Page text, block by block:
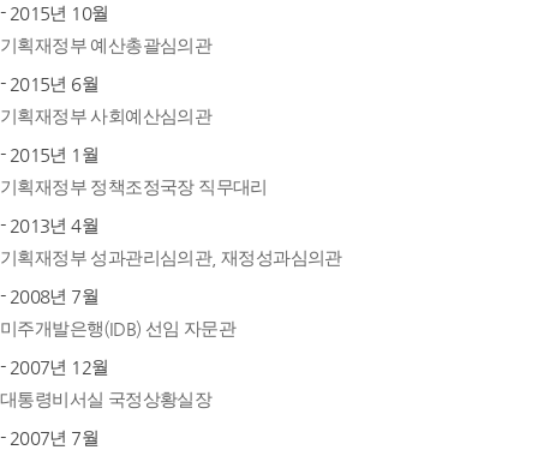
- 2015년 10월
기획재정부 예산총괄심의관
- 2015년 6월
기획재정부 사회예산심의관
- 2015년 1월
기획재정부 정책조정국장 직무대리
- 2013년 4월
기획재정부 성과관리심의관, 재정성과심의관
- 2008년 7월
미주개발은행(IDB) 선임 자문관
- 2007년 12월
대통령비서실 국정상황실장
- 2007년 7월